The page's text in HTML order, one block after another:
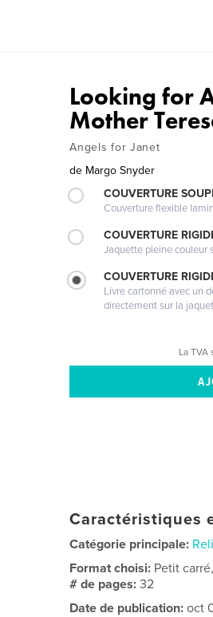
Looking for
Mother
Angels for Janet
de Margo Snyder
COUVERTURE
Couverture flexible
COUVERTURE
Jaquette pleine couleur
COUVERTURE
Livre cartonné avec un
directement sur la
La TVA
Caractéristiques
Catégorie principale:
Format choisi: Petit
# de pages:32
Date de publication: oct